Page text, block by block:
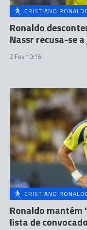
CRISTIANO
Ronaldo
Nassr recusa-se
2 Fev 10:16
CRISTIANO
Ronaldo mantém
lista de